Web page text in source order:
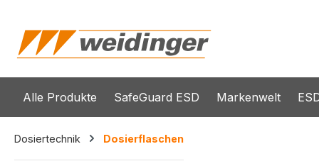
Alle Produkte SafeGuard ESD Markenwelt
Dosiertechnik Dosierflaschen